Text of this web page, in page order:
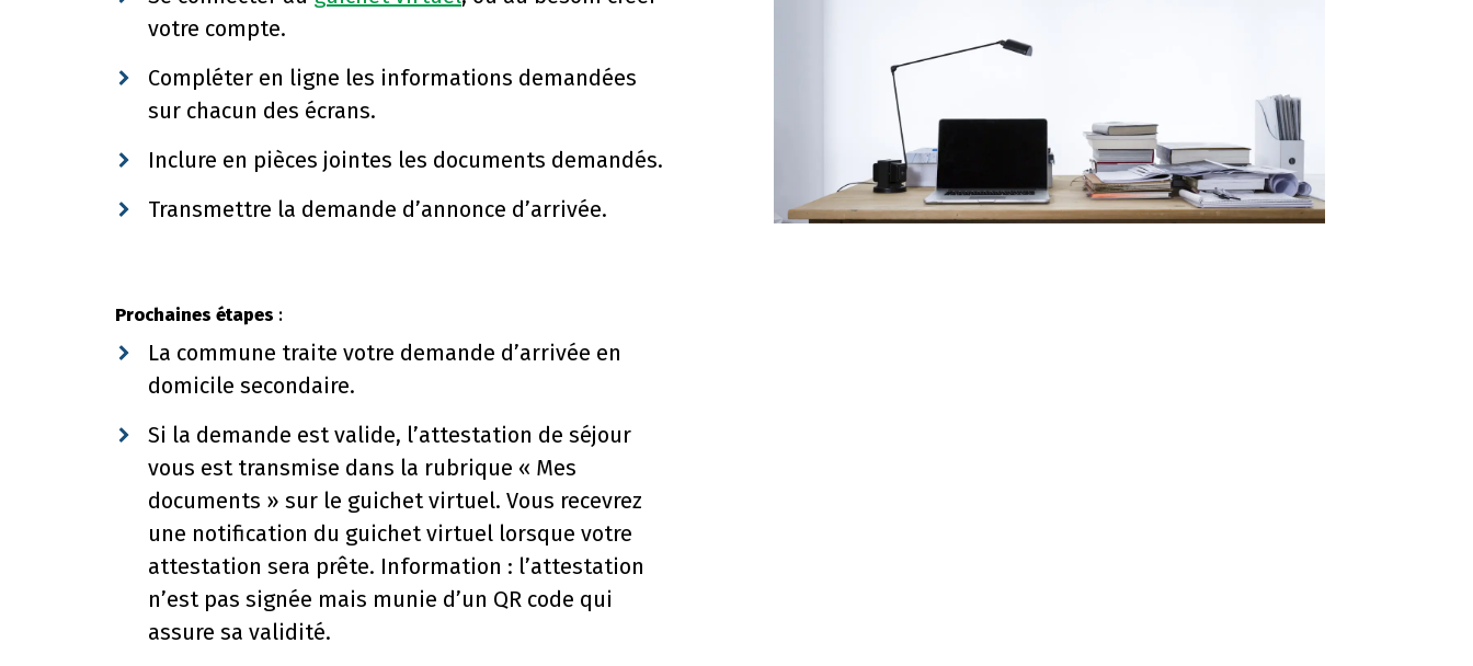
votre compte.
Compléter en ligne les informations demandées
sur chacun des écrans.
Inclure en pièces jointes les documents demandés.
Transmettre la demande d’annonce d’arrivée.
Prochaines étapes :
La commune traite votre demande d’arrivée en
domicile secondaire.
Si la demande est valide, l’attestation de séjour
vous est transmise dans la rubrique « Mes
documents » sur le guichet virtuel. Vous recevrez
une notification du guichet virtuel lorsque votre
attestation sera prête. Information : l’attestation
n’est pas signée mais munie d’un QR code qui
assure sa validité.